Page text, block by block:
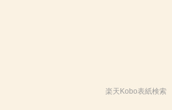
楽天Kobo表紙検索